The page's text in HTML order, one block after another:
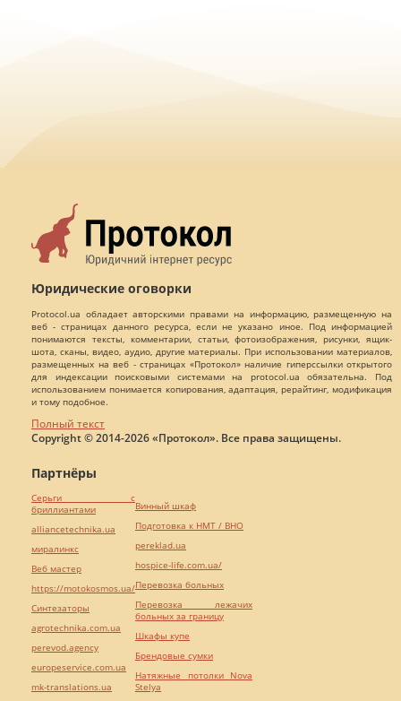
Юридические оговорки
Protocol.ua обладает авторскими правами на информацию, размещенную на
веб - страницах данного ресурса, если не указано иное. Под информацией
понимаются тексты, комментарии, статьи, фотоизображения, рисунки, ящик-
шота, сканы, видео, аудио, другие материалы. При использовании материалов,
размещенных на веб - страницах «Протокол» наличие гиперссылки открытого
для индексации поисковыми системами на protocol.ua обязательна. Под
использованием понимается копирования, адаптация, рерайтинг, модификация
и тому подобное.
Полный текст
Copyright © 2014-2026 «Протокол». Все права защищены.
Партнёры
Серьги с
бриллиантами
alliancetechnika.ua
миралинкс
Веб мастер
https://motokosmos.ua/
Синтезаторы
agrotechnika.com.ua
perevod.agency
europeservice.com.ua
mk-translations.ua
Винный шкаф
Подготовка к НМТ / ВНО
pereklad.ua
hospice-life.com.ua/
Перевозка больных
Перевозка лежачих
больных за границу
Шкафы купе
Брендовые сумки
Натяжные потолки Nova
Stelya